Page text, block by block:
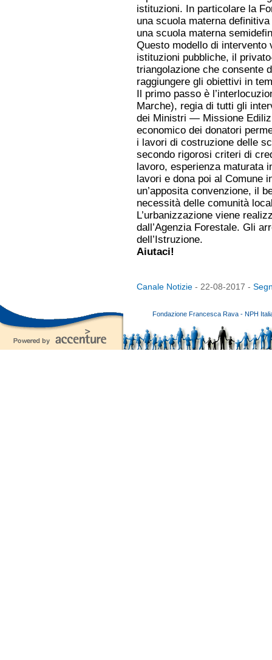
istituzioni. In particolare la
una scuola materna
una scuola materna
Questo modello di
istituzioni pubbliche, il
triangolazione che consente
raggiungere gli obiettivi in
Il primo passo è
Marche), regia di tutti gli
dei Ministri — Missione
economico dei donatori
i lavori di costruzione delle
secondo rigorosi criteri di
lavoro, esperienza maturata
lavori e dona poi al Comune
un’apposita convenzione, il
necessità delle comunità
L’urbanizzazione viene
dall’Agenzia Forestale. Gli
dell’Istruzione.
Aiutaci!
Canale Notizie - 22-08-2017 -
Fondazione Francesca Rava - NPH